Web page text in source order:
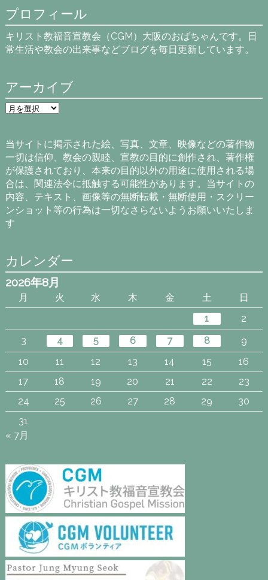
プロフィール
キリスト教福音宣教会（CGM）大阪のおばちゃんです。日
常生活や教会の出来事などブログを毎日更新しています。
アーカイブ
ア
ー
ブ
当サイトに掲示された絵、写真、文章、映像などの著作物
一切は信仰、教会の親睦、宣教の目的に創作され、著作権
が保護されており、本来の目的以外の用途に使用される場
合は、関連法令に抵触する可能性があります。当サイトの
内容、テキスト、画像等の無断転載・無断使用・スクリー
ンショット等の行為は一切なさらないようお願いいたしま
す
カレンダー
2026年8月
月 火 水 木 金 土
日
1
2
3
4 5 6 7 8
9
10
11 12 13 14 15
16
17
18 19 20 21 22
23
24
25 26 27 28 29
30
31
« 7月